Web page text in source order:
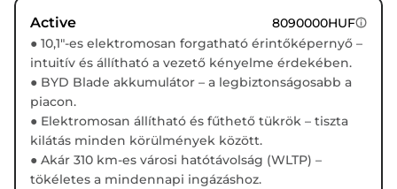
Active
8090000HUF
● 10,1"-es elektromosan forgatható érintőképernyő –
intuitív és állítható a vezető kényelme érdekében.
● BYD Blade akkumulátor – a legbiztonságosabb a
piacon.
● Elektromosan állítható és fűthető tükrök – tiszta
kilátás minden körülmények között.
● Akár 310 km-es városi hatótávolság (WLTP) –
tökéletes a mindennapi ingázáshoz.